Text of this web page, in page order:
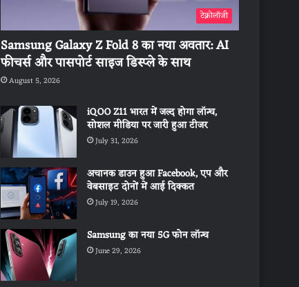
टेक्नोलॉजी
Samsung Galaxy Z Fold 8 का नया अवतार: AI
फीचर्स और पासपोर्ट साइज डिस्प्ले के साथ
August 5, 2026
iQOO Z11 भारत में जल्द होगा लॉन्च,
सोशल मीडिया पर जारी हुआ टीजर
July 31, 2026
अचानक डाउन हुआ Facebook, एप और
वेबसाइट दोनों में आई दिक्कत
July 19, 2026
Samsung का नया 5G फोन लॉन्च
June 29, 2026